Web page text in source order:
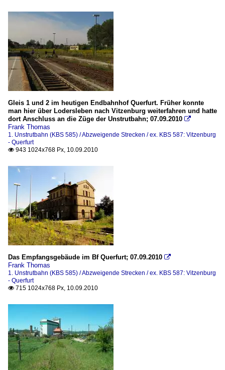
Gleis 1 und 2 im heutigen Endbahnhof Querfurt. Früher konnte
man hier über Lodersleben nach Vitzenburg weiterfahren und hatte
dort Anschluss an die Züge der Unstrutbahn; 07.09.2010 
Frank Thomas
1. Unstrutbahn (KBS 585) / Abzweigende Strecken / ex. KBS 587: Vitzenburg
- Querfurt
 943 1024x768 Px, 10.09.2010
Das Empfangsgebäude im Bf Querfurt; 07.09.2010 
Frank Thomas
1. Unstrutbahn (KBS 585) / Abzweigende Strecken / ex. KBS 587: Vitzenburg
- Querfurt
 715 1024x768 Px, 10.09.2010